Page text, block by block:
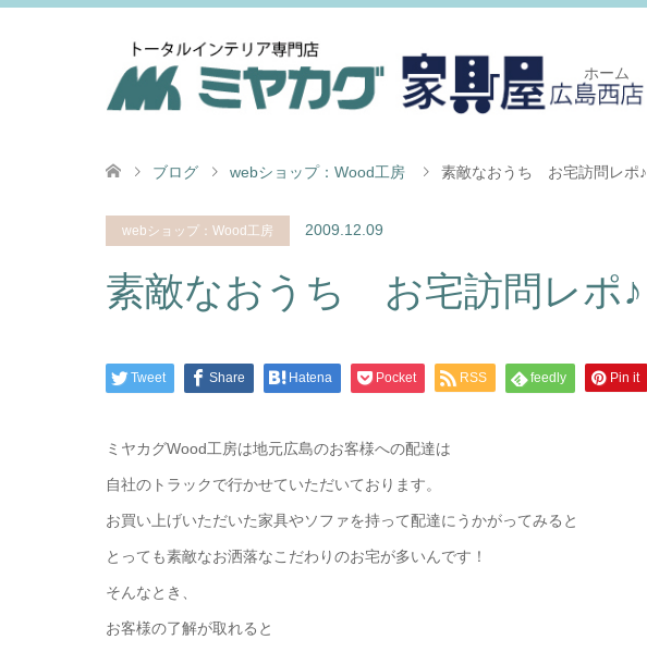
ホーム
ブログ webショップ：Wood工房 素敵なおうち お宅訪問レポ♪
webショップ：Wood工房 2009.12.09
素敵なおうち お宅訪問レポ♪
Tweet Share Hatena Pocket RSS feedly Pin it
ミヤカグWood工房は地元広島のお客様への配達は
自社のトラックで行かせていただいております。
お買い上げいただいた家具やソファを持って配達にうかがってみると
とっても素敵なお洒落なこだわりのお宅が多いんです！
そんなとき、
お客様の了解が取れると